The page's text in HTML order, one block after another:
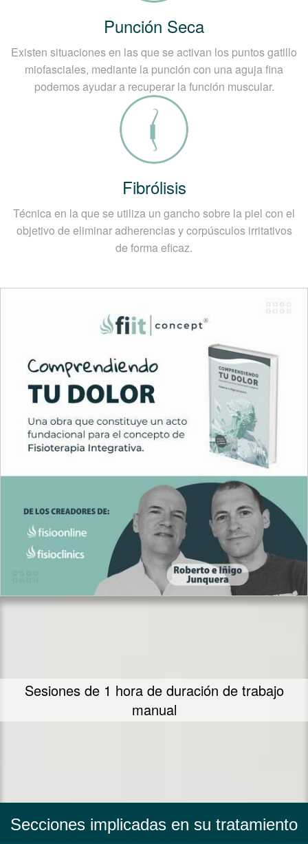
Punción Seca
Existen situaciones en las que se activan los puntos gatillo
miofasciales, mediante la punción con una aguja fina
podemos ayudar a recuperar la función muscular.
Fibrólisis
Técnica en la que se utiliza un gancho sobre la piel con el
objetivo de eliminar adherencias y corpúsculos irritativos
de forma eficaz.
Sesiones de 1 hora de duración de trabajo
manual
Secciones implicadas en su tratamiento